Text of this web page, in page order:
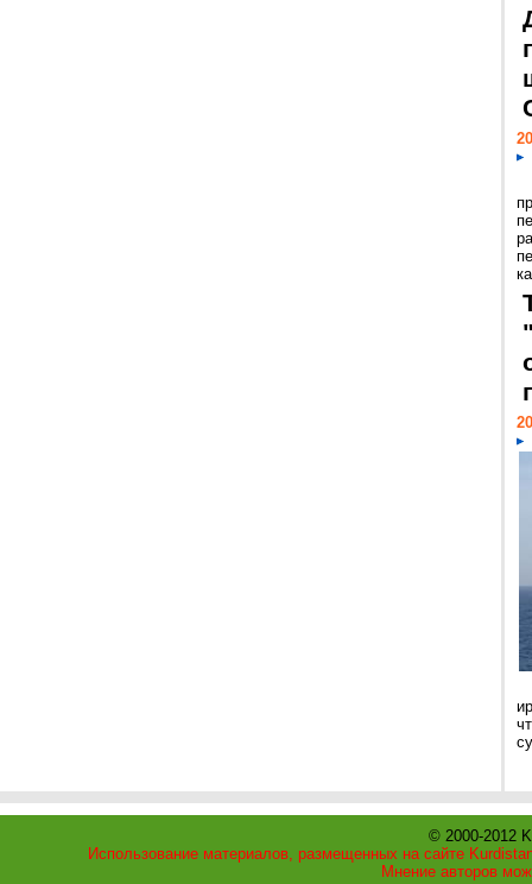
© 2000-2012
Использование материалов, размещенных на сайте
Мнение авторов